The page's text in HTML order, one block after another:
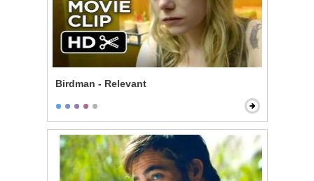
Birdman - Relevant